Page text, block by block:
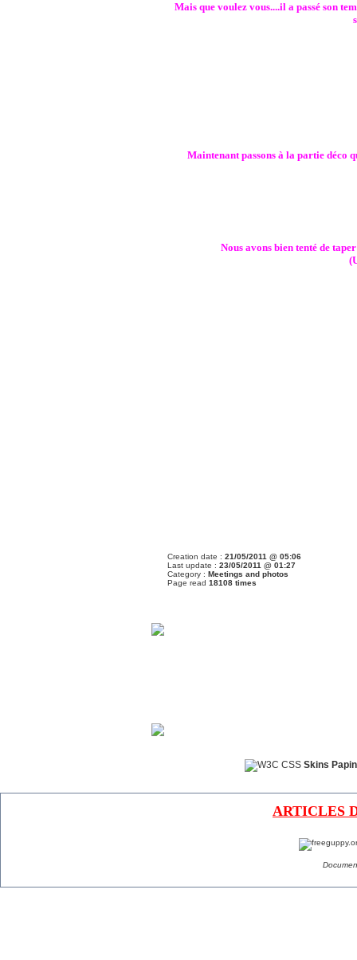
Mais que voulez vous....il a passé son
Maintenant passons à la partie déco
Nous avons bien tenté de
Creation date : 21/05/2011 @ 05:06
Last update : 23/05/2011 @ 01:27
Category : Meetings and photos
Page read 18108 times
Skins
ARTICLES